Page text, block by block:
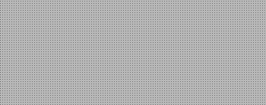
Website
Facebook
X
Linkedin